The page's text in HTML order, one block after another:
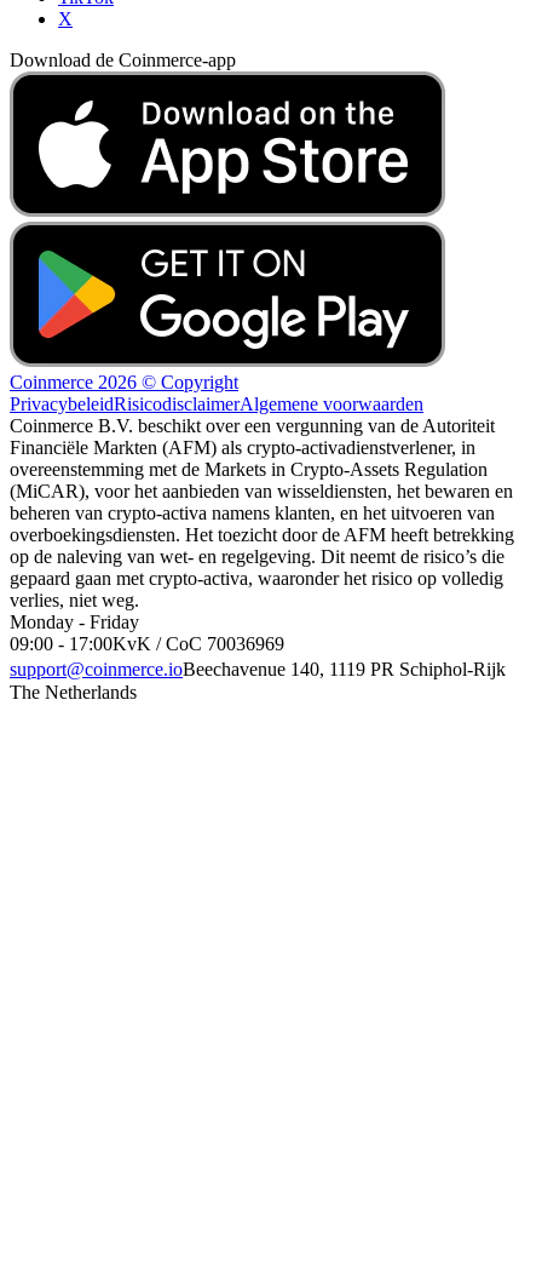
X
Download de Coinmerce-app
Coinmerce 2026 © Copyright
PrivacybeleidRisicodisclaimerAlgemene voorwaarden
Coinmerce B.V. beschikt over een vergunning van de Autoriteit
Financiële Markten (AFM) als crypto-activadienstverlener, in
overeenstemming met de Markets in Crypto-Assets Regulation
(MiCAR), voor het aanbieden van wisseldiensten, het bewaren en
beheren van crypto-activa namens klanten, en het uitvoeren van
overboekingsdiensten. Het toezicht door de AFM heeft betrekking
op de naleving van wet- en regelgeving. Dit neemt de risico’s die
gepaard gaan met crypto-activa, waaronder het risico op volledig
verlies, niet weg.
Monday - Friday
09:00 - 17:00KvK / CoC 70036969
support@coinmerce.ioBeechavenue 140, 1119 PR Schiphol-Rijk
The Netherlands